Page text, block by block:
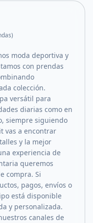
moda deportiva y
con prendas
colección.
versátil para
diarias como en
siempre siguiendo
vas a encontrar
y la mejor
experiencia de
queremos
compra. Si
pagos, envíos o
está disponible
y personalizada.
canales de